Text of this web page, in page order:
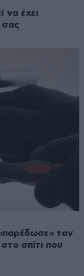
να έχει
σας
τον
σπίτι που